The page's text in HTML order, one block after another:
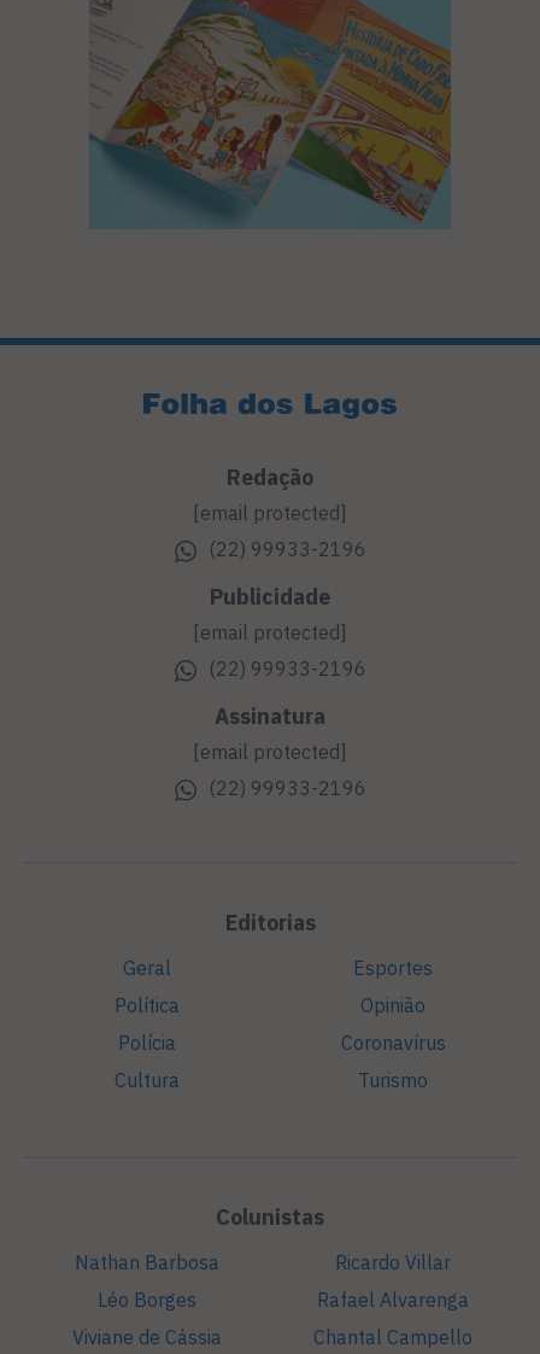
Redação
[email protected]
(22) 99933-2196
Publicidade
[email protected]
(22) 99933-2196
Assinatura
[email protected]
(22) 99933-2196
Editorias
Geral
Política
Polícia
Cultura
Esportes
Opinião
Coronavírus
Turismo
Colunistas
Nathan Barbosa
Léo Borges
Viviane de Cássia
Ricardo Villar
Rafael Alvarenga
Chantal Campello